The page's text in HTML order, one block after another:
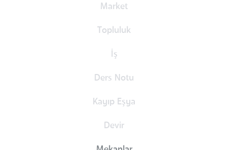
Market
Topluluk
İş
Ders Notu
Kayıp Eşya
Devir